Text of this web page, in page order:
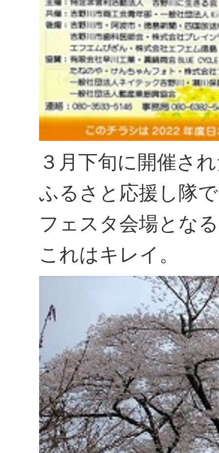
３月下旬に開催さ
ふるさと応援し隊
フェスタ会場とな
これはキレイ。